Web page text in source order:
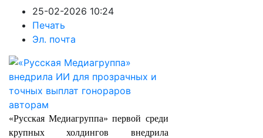
25-02-2026 10:24
Печать
Эл. почта
«Русская Медиагруппа» первой среди
крупных холдингов внедрила